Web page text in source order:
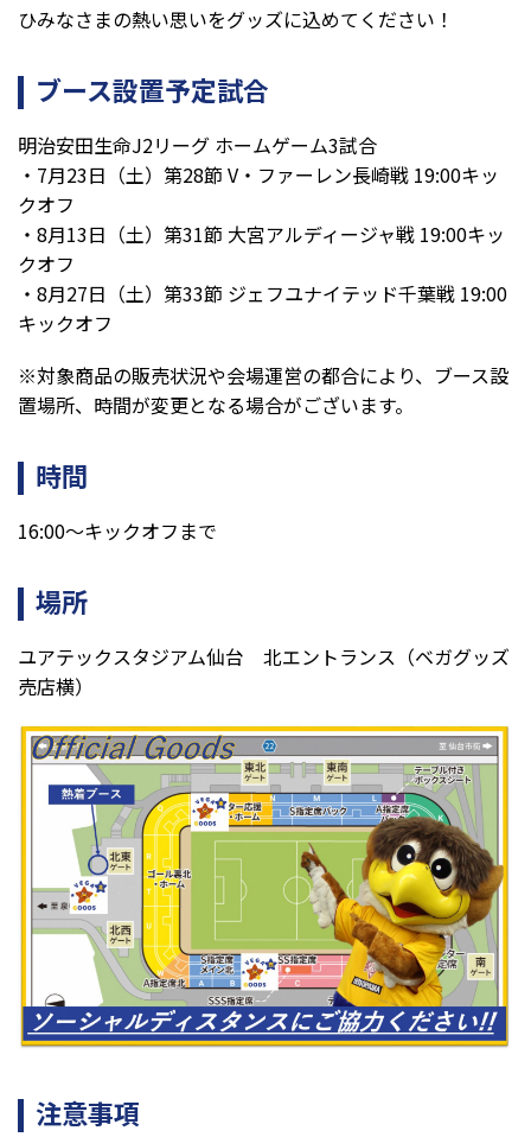
ひみなさまの熱い思いをグッズに込めてください！
ブース設置予定試合
明治安田生命J2リーグ ホームゲーム3試合
・7月23日（土）第28節 V・ファーレン長崎戦 19:00キッ
クオフ
・8月13日（土）第31節 大宮アルディージャ戦 19:00キッ
クオフ
・8月27日（土）第33節 ジェフユナイテッド千葉戦 19:00
キックオフ
※対象商品の販売状況や会場運営の都合により、ブース設
置場所、時間が変更となる場合がございます。
時間
16:00～キックオフまで
場所
ユアテックスタジアム仙台 北エントランス（ベガグッズ
売店横）
注意事項